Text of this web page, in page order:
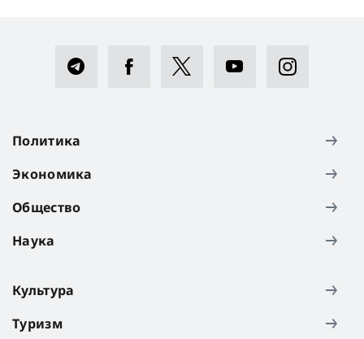
Политика
Экономика
Общество
Наука
Культура
Туризм